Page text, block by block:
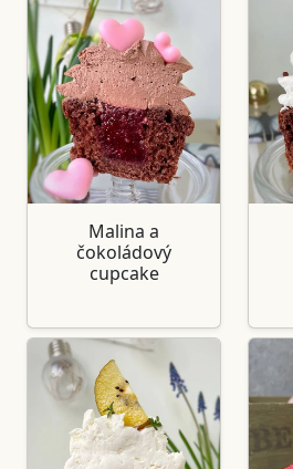
Malina a
čokoládový
cupcake